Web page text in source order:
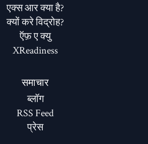
एक्स आर क्या है?
क्यों करे विद्रोह?
ऍफ़ ए क्यु
XReadiness
समाचार
ब्लॉग
RSS Feed
प्रेस